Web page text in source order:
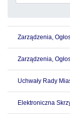
Zarządzenia,
Zarządzenia,
Uchwały Rady
Elektroniczna